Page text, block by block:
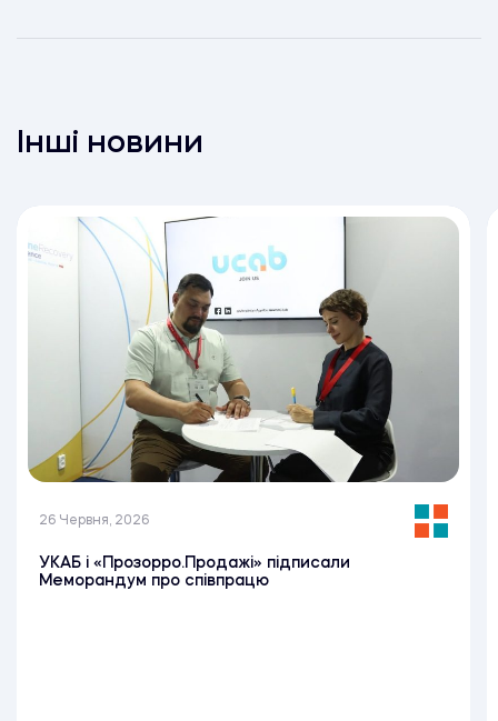
Інші новини
26 Червня, 2026
УКАБ і «Прозорро.Продажі» підписали
Меморандум про співпрацю